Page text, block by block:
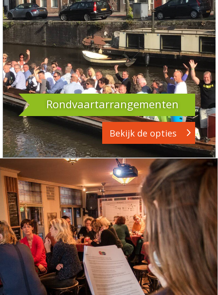
Rondvaartarrangementen
Bekijk de opties